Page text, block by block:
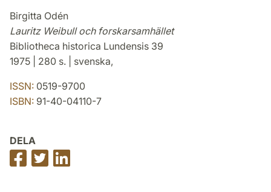
Birgitta Odén
Lauritz Weibull och forskarsamhället
Bibliotheca historica Lundensis 39
1975 | 280 s. | svenska,
ISSN: 0519-9700
ISBN: 91-40-04110-7
DELA
Dela
på
Dela
på
på